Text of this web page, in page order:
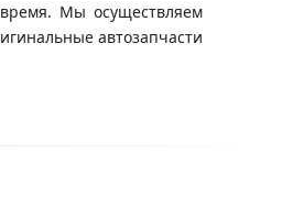
Мы осуществляем
автозапчасти